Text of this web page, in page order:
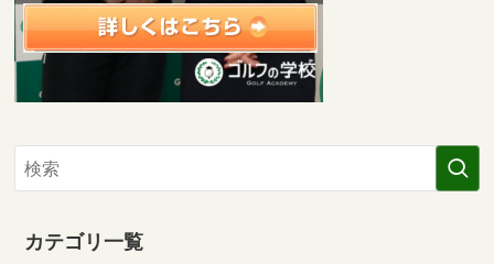
カテゴリ一覧